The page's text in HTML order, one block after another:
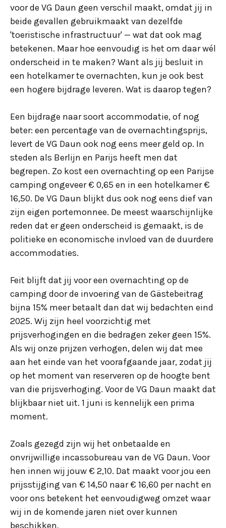
voor de VG Daun geen verschil maakt, omdat jij in
beide gevallen gebruikmaakt van dezelfde
'toeristische infrastructuur' — wat dat ook mag
betekenen. Maar hoe eenvoudig is het om daar wél
onderscheid in te maken? Want als jij besluit in
een hotelkamer te overnachten, kun je ook best
een hogere bijdrage leveren. Wat is daarop tegen?
Een bijdrage naar soort accommodatie, of nog
beter: een percentage van de overnachtingsprijs,
levert de VG Daun ook nog eens meer geld op. In
steden als Berlijn en Parijs heeft men dat
begrepen. Zo kost een overnachting op een Parijse
camping ongeveer € 0,65 en in een hotelkamer €
16,50. De VG Daun blijkt dus ook nog eens dief van
zijn eigen portemonnee. De meest waarschijnlijke
reden dat er geen onderscheid is gemaakt, is de
politieke en economische invloed van de duurdere
accommodaties.
Feit blijft dat jij voor een overnachting op de
camping door de invoering van de Gästebeitrag
bijna 15% meer betaalt dan dat wij bedachten eind
2025. Wij zijn heel voorzichtig met
prijsverhogingen en die bedragen zeker geen 15%.
Als wij onze prijzen verhogen, delen wij dat mee
aan het einde van het voorafgaande jaar, zodat jij
op het moment van reserveren op de hoogte bent
van die prijsverhoging. Voor de VG Daun maakt dat
blijkbaar niet uit. 1 juni is kennelijk een prima
moment.
Zoals gezegd zijn wij het onbetaalde en
onvrijwillige incassobureau van de VG Daun. Voor
hen innen wij jouw € 2,10. Dat maakt voor jou een
prijsstijging van € 14,50 naar € 16,60 per nacht en
voor ons betekent het eenvoudigweg omzet waar
wij in de komende jaren niet over kunnen
beschikken.